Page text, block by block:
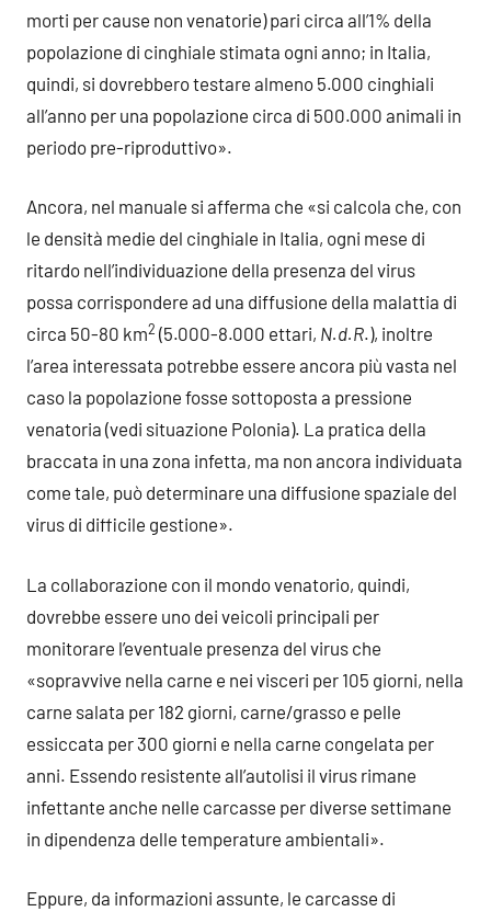
morti per cause non venatorie) pari circa all’1% della
popolazione di cinghiale stimata ogni anno; in Italia,
quindi, si dovrebbero testare almeno 5.000 cinghiali
all’anno per una popolazione circa di 500.000 animali in
periodo pre-riproduttivo».
Ancora, nel manuale si afferma che «si calcola che, con
le densità medie del cinghiale in Italia, ogni mese di
ritardo nell’individuazione della presenza del virus
possa corrispondere ad una diffusione della malattia di
circa 50-80 km2 (5.000-8.000 ettari, N.d.R.), inoltre
l’area interessata potrebbe essere ancora più vasta nel
caso la popolazione fosse sottoposta a pressione
venatoria (vedi situazione Polonia). La pratica della
braccata in una zona infetta, ma non ancora individuata
come tale, può determinare una diffusione spaziale del
virus di difficile gestione».
La collaborazione con il mondo venatorio, quindi,
dovrebbe essere uno dei veicoli principali per
monitorare l’eventuale presenza del virus che
«sopravvive nella carne e nei visceri per 105 giorni, nella
carne salata per 182 giorni, carne/grasso e pelle
essiccata per 300 giorni e nella carne congelata per
anni. Essendo resistente all’autolisi il virus rimane
infettante anche nelle carcasse per diverse settimane
in dipendenza delle temperature ambientali».
Eppure, da informazioni assunte, le carcasse di